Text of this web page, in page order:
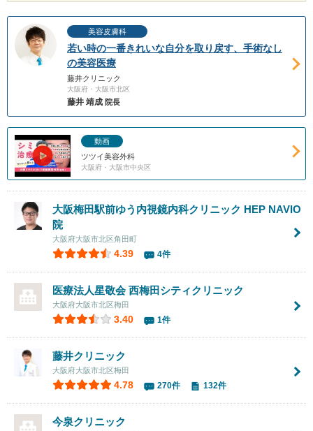
美容皮膚科
若い時の一番きれいな自分を取り戻す、手術なし
の美容医療
藤井クリニック
大阪府・大阪市北区
藤井 靖成 院長
動画
ツツイ美容外科
大阪府・大阪市中央区
大阪梅田駅前ゆう内視鏡内科クリニック HEP NAVIO
院
大阪府大阪市北区角田町
4.39 4件
医療法人星敬会西梅田シティクリニック
大阪府大阪市北区梅田
3.40 1件
藤井クリニック
大阪府大阪市北区梅田
4.78 270件 132件
今泉クリニック